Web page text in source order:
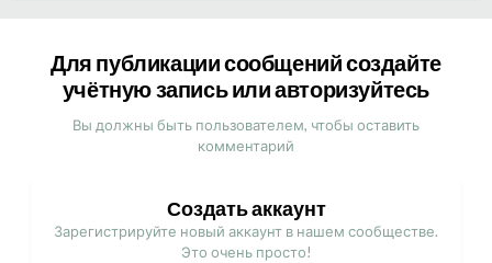
Для публикации сообщений создайте
учётную запись или авторизуйтесь
Вы должны быть пользователем, чтобы оставить
комментарий
Создать аккаунт
Зарегистрируйте новый аккаунт в нашем сообществе.
Это очень просто!